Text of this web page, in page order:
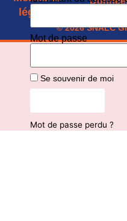
légales
© 2026 SNALC
Mot de passe
Se souvenir de moi
Mot de passe perdu ?